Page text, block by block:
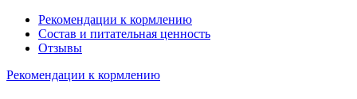
Рекомендации к кормлению
Состав и питательная ценность
Отзывы
Рекомендации к кормлению